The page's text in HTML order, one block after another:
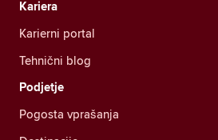
Kariera
Karierni portal
Tehnični blog
Podjetje
Pogosta vprašanja